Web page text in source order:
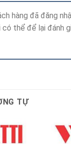
hàng đã đăng
có thể để lại đánh
TỰ